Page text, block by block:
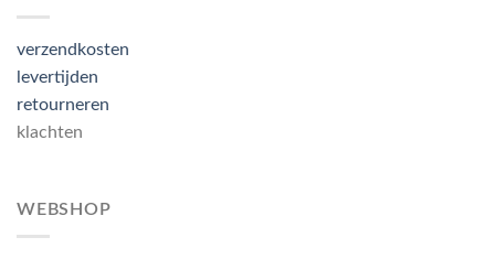
verzendkosten
levertijden
retourneren
klachten
WEBSHOP